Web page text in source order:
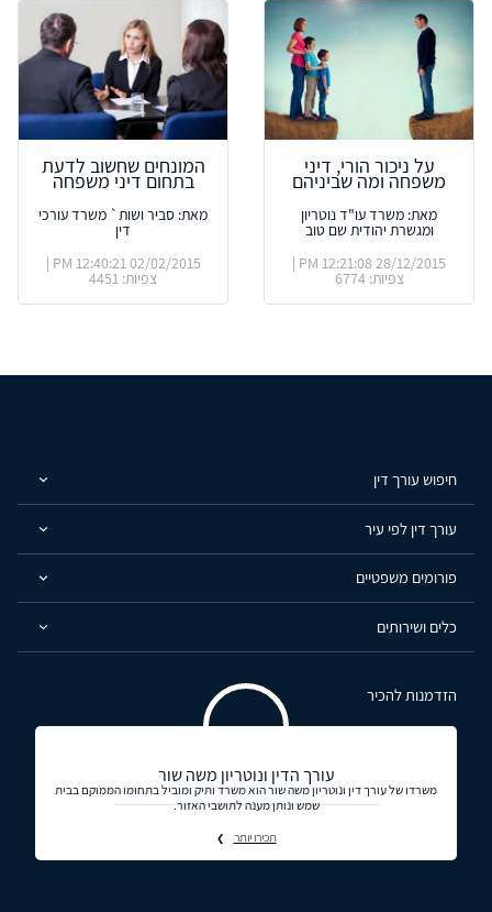
על ניכור הורי, דיני
משפחה ומה שביניהם
מאת: משרד עו"ד נוטריון
ומגשרת יהודית שם טוב
צפיות: 6774
המונחים שחשוב לדעת
בתחום דיני משפחה
מאת: סביר ושות` משרד עורכי
דין
צפיות: 4451
חיפוש עורך דין
עורך דין לפי עיר
פורומים משפטיים
כלים ושירותים
הזדמנות להכיר
עורך הדין ונוטריון משה שור
משרדו של עורך דין ונוטריון משה שור הוא משרד ותיק ומוביל בתחומו הממוקם בבית
שמש ונותן מענה לתושבי האזור.
תכירו יותר